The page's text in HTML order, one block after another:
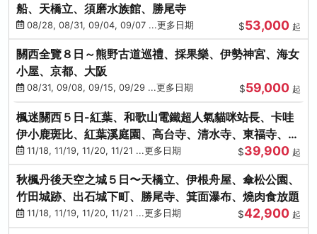
船、天橋立、須磨水族館、勝尾寺
08/28, 08/31, 09/04, 09/07 ...更多日期 $53,000 起
關西全覽８日～熊野古道巡禮、採果樂、伊勢神宮、海女
小屋、京都、大阪
08/31, 09/08, 09/15, 09/29 ...更多日期 $59,000 起
楓迷關西５日-紅葉、和歌山電鐵超人氣貓咪站長、卡哇
伊小鹿斑比、紅葉溪庭園、高台寺、清水寺、東福寺、伊
勢龍蝦+和牛
11/18, 11/19, 11/20, 11/21 ...更多日期 $39,900 起
秋楓丹後天空之城５日〜天橋立、伊根舟屋、傘松公園、
竹田城跡、出石城下町、勝尾寺、箕面瀑布、燒肉食放題
11/18, 11/19, 11/20, 11/21 ...更多日期 $42,900 起